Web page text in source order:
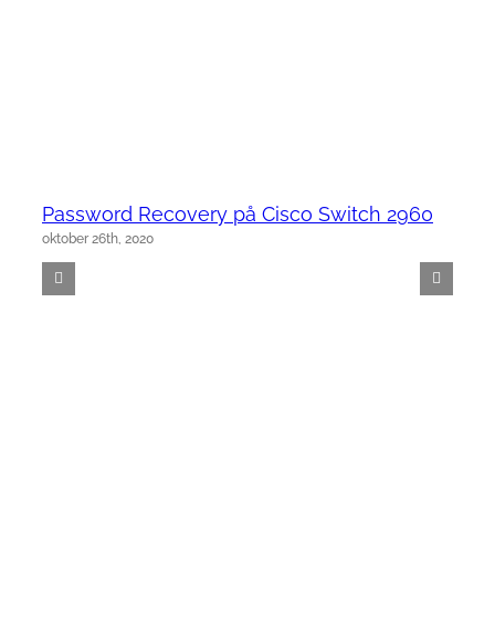
Password Recovery på Cisco Switch 2960
oktober 26th, 2020